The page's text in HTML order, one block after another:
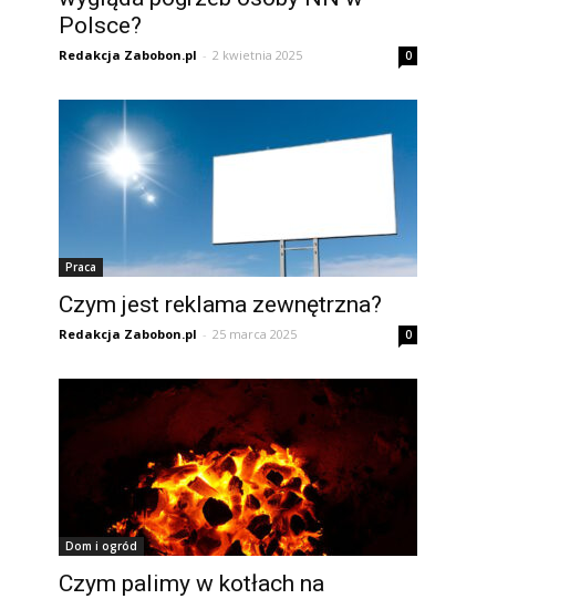
Polsce?
Redakcja Zabobon.pl - 2 kwietnia 2025 0
Praca
Czym jest reklama zewnętrzna?
Redakcja Zabobon.pl - 25 marca 2025 0
Dom i ogród
Czym palimy w kotłach na